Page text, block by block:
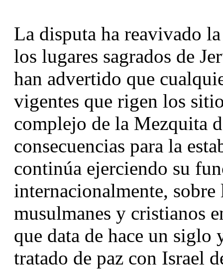
La disputa ha reavivado
los lugares sagrados de
han advertido que
vigentes que rigen los
complejo de la Mezquita
consecuencias para la
continúa ejerciendo su
internacionalmente, sobre
musulmanes y cristianos
que data de hace un siglo
tratado de paz con Israel